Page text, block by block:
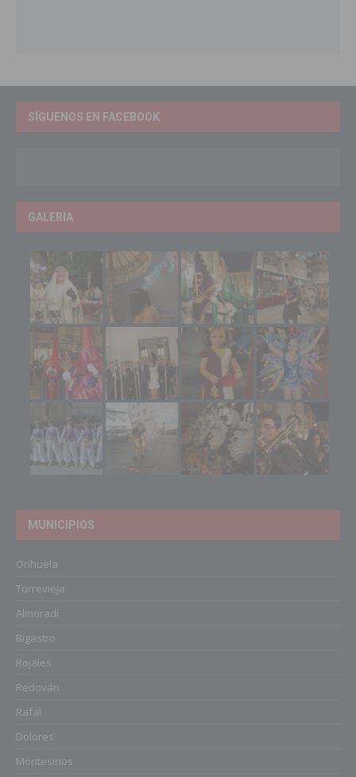
SÍGUENOS EN FACEBOOK
GALERIA
MUNICIPIOS
Orihuela
Torrevieja
Almoradí
Bigastro
Rojales
Redován
Rafal
Dolores
Montesinos